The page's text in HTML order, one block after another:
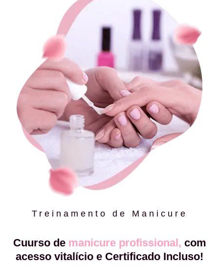
Treinamento de Manicure
Cuurso de manicure profissional, com
acesso vitalício e Certificado Incluso!